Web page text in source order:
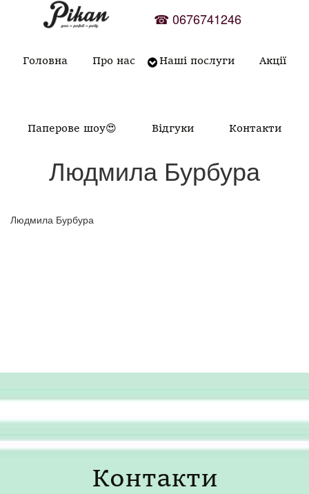
☎0676741246
Головна Про нас Наші послуги Акції
Паперове шоу😍 Відгуки Контакти
Людмила Бурбура
Людмила Бурбура
Контакти